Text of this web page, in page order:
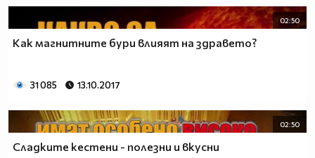
02:50
Как магнитните бури влияят на здравето?
31 085 13.10.2017
02:50
Сладките кестени - полезни и вкусни